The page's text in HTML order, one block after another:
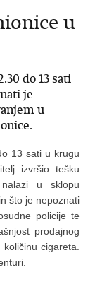
u
do 13 sati
je
u
13 sati u krugu
izvršio tešku
u sklopu
što je nepoznati
policije te
prodajnog
cigareta.